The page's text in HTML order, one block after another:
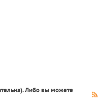
Либо вы можете